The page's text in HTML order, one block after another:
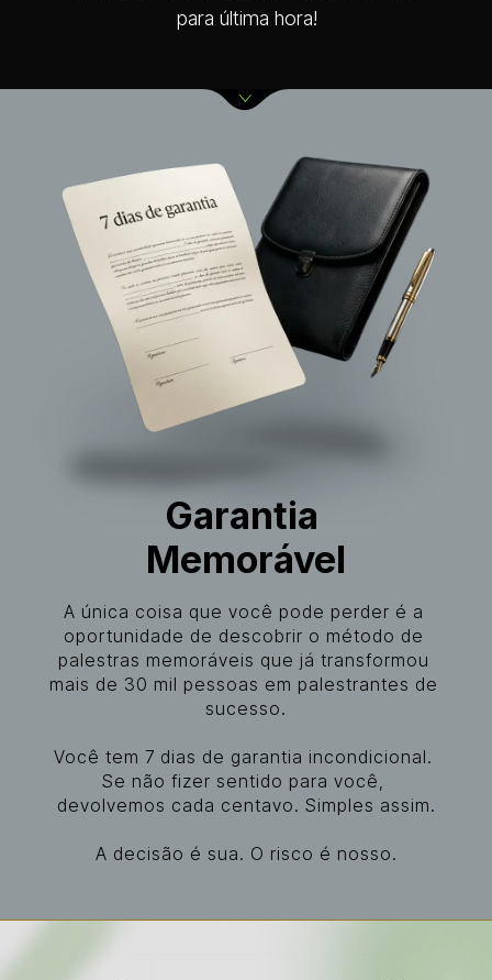
para última hora!
Garantia
Memorável
A única coisa que você pode perder é a
oportunidade de descobrir o método de
palestras memoráveis que já transformou
mais de 30 mil pessoas em palestrantes de
sucesso.
Você tem 7 dias de garantia incondicional.
Se não fizer sentido para você,
devolvemos cada centavo. Simples assim.
A decisão é sua. O risco é nosso.